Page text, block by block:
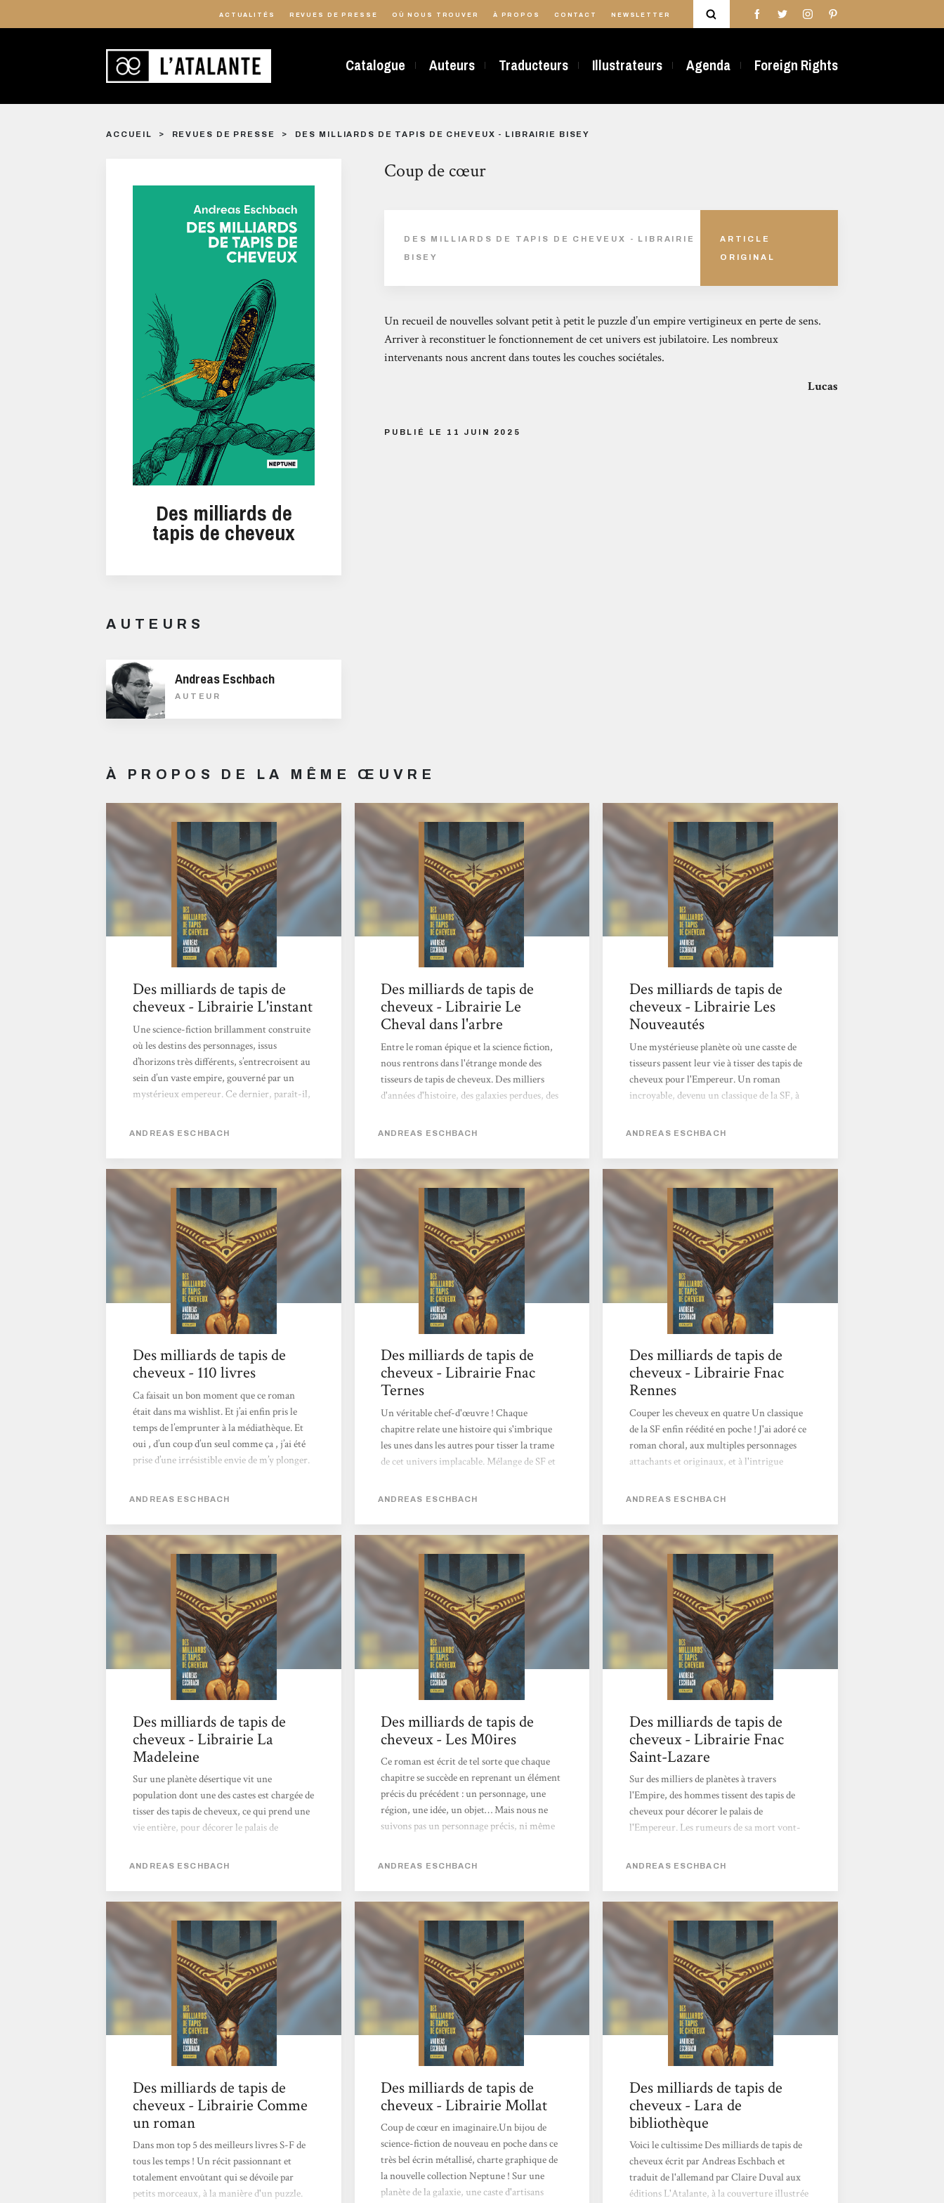
ACTUALITÉS REVUES DE PRESSE OÙ NOUS TROUVER À PROPOS CONTACT NEWSLETTER
Catalogue Auteurs Traducteurs Illustrateurs Agenda Foreign Rights
ACCUEIL REVUES DE PRESSE DES MILLIARDS DE TAPIS DE CHEVEUX - LIBRAIRIE BISEY
Des milliards de
tapis de cheveux
AUTEURS
Andreas Eschbach
AUTEUR
Coup de cœur
DES MILLIARDS DE TAPIS DE CHEVEUX - LIBRAIRIE
BISEY
ARTICLE
ORIGINAL
Un recueil de nouvelles solvant petit à petit le puzzle d’un empire vertigineux en perte de sens.
Arriver à reconstituer le fonctionnement de cet univers est jubilatoire. Les nombreux
intervenants nous ancrent dans toutes les couches sociétales.
Lucas
PUBLIÉ LE 11 JUIN 2025
À PROPOS DE LA MÊME ŒUVRE
Des milliards de tapis de
cheveux - Librairie L'instant
Une science-fiction brillamment construite
où les destins des personnages, issus
d’horizons très différents, s’entrecroisent au
sein d’un vaste empire, gouverné par un
mystérieux empereur. Ce dernier, paraît-il,
: et si l’ordre établi reposait sur un mensonge
?Un roman aux accents de conte et de space
opéra, non militariste, qui dévoile une
intrigue captivante et offre une immersion
totale dans un univers franchement
singulier.
ANDREAS ESCHBACH
Des milliards de tapis de
cheveux - Librairie Le
Cheval dans l'arbre
Entre le roman épique et la science fiction,
nous rentrons dans l'étrange monde des
tisseurs de tapis de cheveux. Des milliers
d'années d'histoire, des galaxies perdues, des
mondes de désolation et plein d'autres
découvrir couche après couche et qui
rendent l'ensemble passionnant. Une
aventure intense de l'autre coté de l'univers!
Javier
ANDREAS ESCHBACH
Des milliards de tapis de
cheveux - Librairie Les
Nouveautés
Une mystérieuse planète où une casste de
tisseurs passent leur vie à tisser des tapis de
cheveux pour l'Empereur. Un roman
incroyable, devenu un classique de la SF, à
ANDREAS ESCHBACH
Des milliards de tapis de
cheveux - 110 livres
Ca faisait un bon moment que ce roman
était dans ma wishlist. Et j’ai enfin pris le
temps de l’emprunter à la médiathèque. Et
oui , d’un coup d’un seul comme ça , j’ai été
prise d’une irrésistible envie de m’y plonger.
comme scotchée à ce récit. Tout d’abord par
sa forme. C’est ici un roman chorale. Chaque
chapitre est raconté par un personnage
différent. Cela rends...
ANDREAS ESCHBACH
Des milliards de tapis de
cheveux - Librairie Fnac
Ternes
Un véritable chef-d'œuvre ! Chaque
chapitre relate une histoire qui s'imbrique
les unes dans les autres pour tisser la trame
de cet univers implacable. Mélange de SF et
qui vous mènera a une fin surprenante.
ANDREAS ESCHBACH
Des milliards de tapis de
cheveux - Librairie Fnac
Rennes
Couper les cheveux en quatre Un classique
de la SF enfin réédité en poche ! J'ai adoré ce
roman choral, aux multiples personnages
attachants et originaux, et à l'intrigue
puzzle littéraire au dénouement bluffant.
ANDREAS ESCHBACH
Des milliards de tapis de
cheveux - Librairie La
Madeleine
Sur une planète désertique vit une
population dont une des castes est chargée de
tisser des tapis de cheveux, ce qui prend une
vie entière, pour décorer le palais de
rumeur court que l’Empereur aurait été
voix et plusieurs récits, Andreas Eschbach
nous escorte sur le chemin de la vérité, d’une
ville à une autre, d’un palais à un autre. Une
véritable pépite de SF !
ANDREAS ESCHBACH
Des milliards de tapis de
cheveux - Les M0ires
Ce roman est écrit de tel sorte que chaque
chapitre se succède en reprenant un élément
précis du précédent : un personnage, une
région, une idée, un objet… Mais nous ne
suivons pas un personnage précis, ni même
Ces mystères nous tiennent en haleine
jusqu’au bout.Les questions de l’immortalité,
du pouvoir, de la foi et du sens de l’existence
sont toutes posées dans ce récit aux
circonvolutions toujours plus larges à...
ANDREAS ESCHBACH
Des milliards de tapis de
cheveux - Librairie Fnac
Saint-Lazare
Sur des milliers de planètes à travers
l'Empire, des hommes tissent des tapis de
cheveux pour décorer le palais de
l'Empereur. Les rumeurs de sa mort vont-
roman de SF à plusieurs voix avec un final
ANDREAS ESCHBACH
Des milliards de tapis de
cheveux - Librairie Comme
un roman
Dans mon top 5 des meilleurs livres S-F de
tous les temps ! Un récit passionnant et
totalement envoûtant qui se dévoile par
petits morceaux, à la manière d'un puzzle.
Des milliards de tapis de
cheveux - Librairie Mollat
Coup de cœur en imaginaire.Un bijou de
science-fiction de nouveau en poche dans ce
très bel écrin métallisé, charte graphique de
la nouvelle collection Neptune ! Sur une
planète de la galaxie, une caste d'artisans
Des milliards de tapis de
cheveux - Lara de
bibliothèque
Voici le cultissime Des milliards de tapis de
cheveux écrit par Andreas Eschbach et
traduit de l'allemand par Claire Duval aux
éditions L'Atalante, à la couverture illustrée